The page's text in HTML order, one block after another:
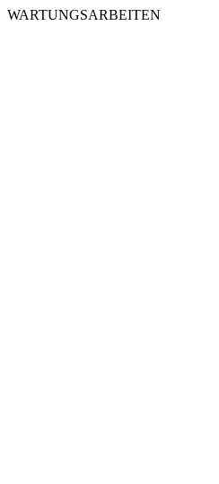
WARTUNGSARBEITEN